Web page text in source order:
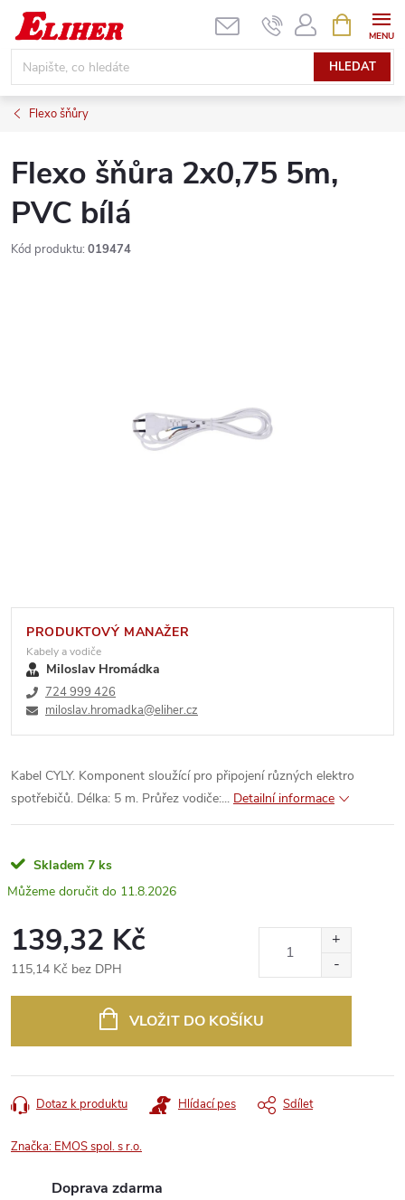
Přejít
obsah
HLEDAT
NÁKUPNÍ
KOŠÍK
Flexo šňůry
Flexo šňůra 2x0,75 5m,
PVC bílá
Kód produktu: 019474
PRODUKTOVÝ MANAŽER
Kabely a vodiče
Miloslav Hromádka
724 999 426
miloslav.hromadka@eliher.cz
Kabel CYLY. Komponent sloužící pro připojení různých elektro
spotřebičů. Délka: 5 m. Průřez vodiče:... Detailní informace
Skladem 7 ks
11.8.2026
139,32 Kč
115,14 Kč bez DPH
VLOŽIT DO KOŠÍKU
Dotaz k produktu Hlídací pes Sdílet
Značka: EMOS spol. s r.o.
Doprava zdarma